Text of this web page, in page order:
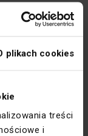
plikach cookies
treści
i
Podtynkowy
230
AKORD